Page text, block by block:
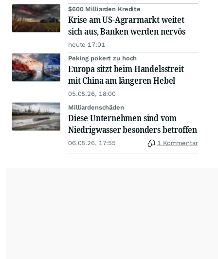
$600 Milliarden Kredite
Krise am US-Agrarmarkt weitet
sich aus, Banken werden nervös
heute 17:01
Peking pokert zu hoch
Europa sitzt beim Handelsstreit
mit China am längeren Hebel
05.08.26, 18:00
Milliardenschäden
Diese Unternehmen sind vom
Niedrigwasser besonders betroffen
06.08.26, 17:55 1 Kommentar